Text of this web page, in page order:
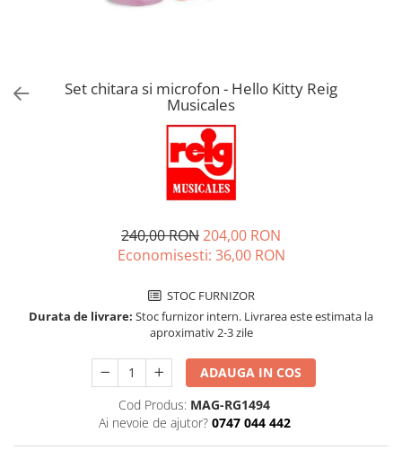
Jucarii electronice
Set chitara si microfon - Hello Kitty Reig
Musicales
240,00 RON204,00 RON
Economisesti: 36,00 RON
STOC FURNIZOR
Durata de livrare: Stoc furnizor intern. Livrarea este estimata la
aproximativ 2-3 zile
ADAUGA IN COS
Cod Produs: MAG-RG1494
Ai nevoie de ajutor? 0747 044 442